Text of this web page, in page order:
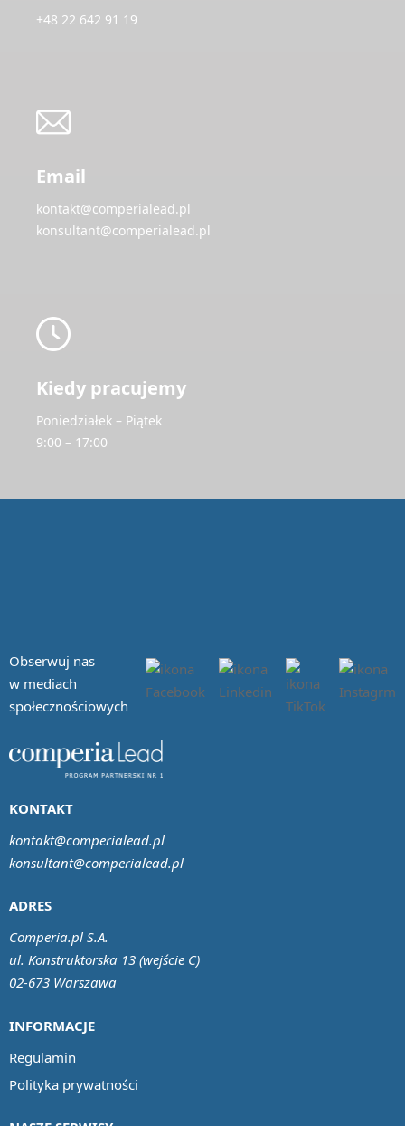
+48 22 642 91 19
Email
kontakt@comperialead.pl
konsultant@comperialead.pl
Kiedy pracujemy
Poniedziałek – Piątek
9:00 – 17:00
Obserwuj nas
w mediach
społecznościowych
INFORMACJE
Regulamin
Polityka prywatności
ADRES
Comperia.pl S.A.
ul. Konstruktorska 13 (wejście C)
02-673 Warszawa
KONTAKT
kontakt@comperialead.pl
konsultant@comperialead.pl